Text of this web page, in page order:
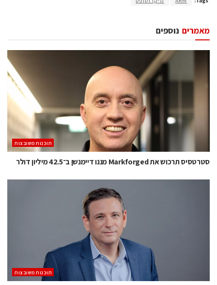
נוספים מאמרים
‫תוכנות משובצות‬
סטרטסיס תרכוש את Markforged מננו דיימנשן ב־42.5 מיליון דולר
‫תוכנות משובצות‬